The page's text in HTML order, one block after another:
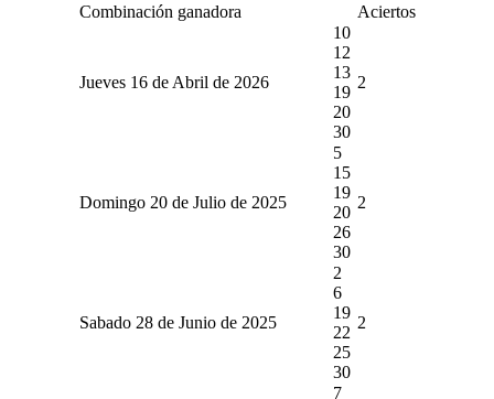
Combinación ganadora Aciertos
Jueves 16 de Abril de 2026
10
12
13
19
20
30
2
Domingo 20 de Julio de 2025
5
15
19
20
26
30
2
Sabado 28 de Junio de 2025
2
6
19
22
25
30
2
7